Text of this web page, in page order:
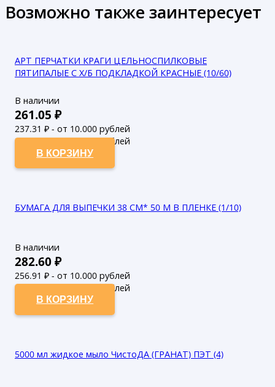
Возможно также заинтересует
АРТ ПЕРЧАТКИ КРАГИ ЦЕЛЬНОСПИЛКОВЫЕ
ПЯТИПАЛЫЕ С Х/Б ПОДКЛАДКОЙ КРАСНЫЕ (10/60)
В наличии
261.05 ₽
237.31 ₽ - от 10.000 рублей
215.74₽ - от 50.000 рублей
В КОРЗИНУ
БУМАГА ДЛЯ ВЫПЕЧКИ 38 СМ* 50 М В ПЛЕНКЕ (1/10)
В наличии
282.60₽
256.91 ₽ - от 10.000 рублей
233.55₽ - от 50.000 рублей
В КОРЗИНУ
5000 мл жидкое мыло ЧистоДА (ГРАНАТ) ПЭТ (4)